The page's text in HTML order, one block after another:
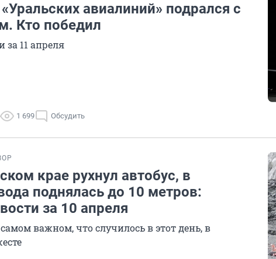
авиалиний» подрался с
Кто победил
за 11 апреля
1 699 Обсудить
крае рухнул автобус, в
поднялась до 10 метров:
за 10 апреля
важном, что случилось в этот день, в